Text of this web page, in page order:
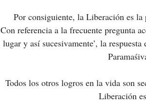
Por consiguiente, la Liberación es
Con referencia a la frecuente pregunta
lugar y así sucesivamente’, la
Todos los otros logros en la vida son
Liberación